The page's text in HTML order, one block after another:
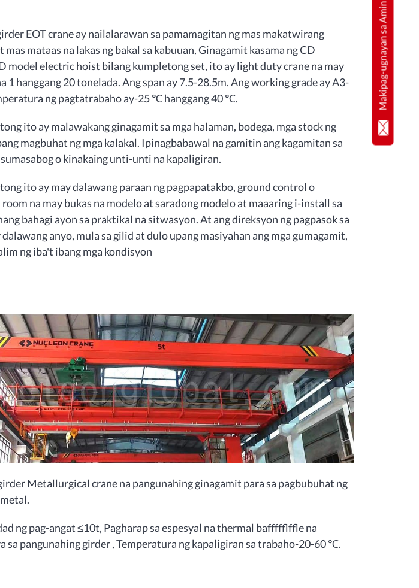
EOT crane ay nailalarawan sa pamamagitan ng mas makatwirang
mataas na lakas ng bakal sa kabuuan, Ginagamit kasama ng CD
model electric hoist bilang kumpletong set, ito ay light duty crane na may
1 hanggang 20 tonelada. Ang span ay 7.5-28.5m. Ang working grade ay A3-
ng pagtatrabaho ay-25 ℃ hanggang 40 ℃.
ito ay malawakang ginagamit sa mga halaman, bodega, mga stock ng
magbuhat ng mga kalakal. Ipinagbabawal na gamitin ang kagamitan sa
o kinakaing unti-unti na kapaligiran.
ito ay may dalawang paraan ng pagpapatakbo, ground control o
na may bukas na modelo at saradong modelo at maaaring i-install sa
bahagi ayon sa praktikal na sitwasyon. At ang direksyon ng pagpasok sa
dalawang anyo, mula sa gilid at dulo upang masiyahan ang mga gumagamit,
ng iba't ibang mga kondisyon
Metallurgical crane na pangunahing ginagamit para sa pagbubuhat ng
ng pag-angat ≤10t, Pagharap sa espesyal na thermal baffffflffle na
sa pangunahing girder , Temperatura ng kapaligiran sa trabaho-20-60 ℃.
Makipag-ugnayan sa Amin